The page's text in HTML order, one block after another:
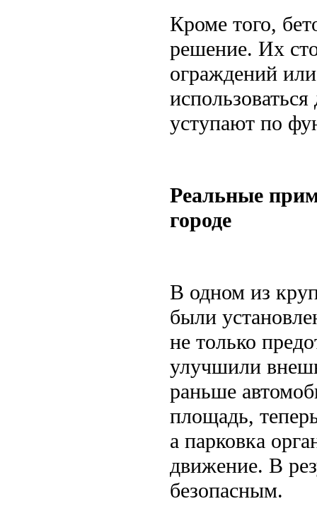
Кроме того,
решение. Их
ограждений
уступают по
Реальные
городе
В одном из
были
не только
улучшили
раньше
площадь,
а парковка
движение. В
безопасным.